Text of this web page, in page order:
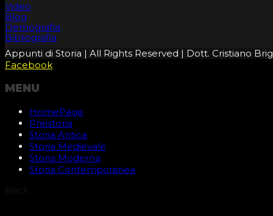
Video
Blog
Demografia
Bibliografia
Appunti di Storia | All Rights Reserved | Dott. Cristiano
Facebook
MENU
HomePage
Preistoria
Storia Antica
Storia Medievale
Storia Moderna
Storia Contemporanea